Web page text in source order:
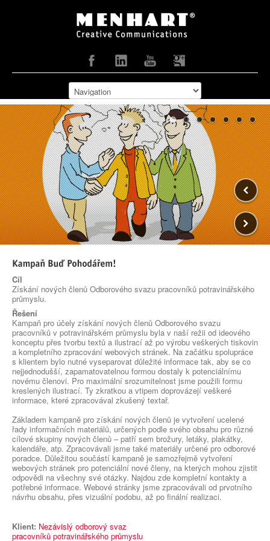
Cíl
Získání nových členů Odborového svazu pracovníků potravinářského
průmyslu.
Řešení
Kampaň pro účely získání nových členů Odborového svazu
pracovníků v potravinářském průmyslu byla v naší režii od ideového
konceptu přes tvorbu textů a ilustrací až po výrobu veškerých tiskovin
a kompletního zpracování webových stránek. Na začátku spolupráce
s klientem bylo nutné vyseparovat důležité informace tak, aby se co
nejjednodušší, zapamatovatelnou formou dostaly k potenciálnímu
novému členovi. Pro maximální srozumitelnost jsme použili formu
kreslených ilustrací. Ty zkratkou a vtipem doprovázejí veškeré
informace, které zpracovával zkušený textař.
Základem kampaně pro získání nových členů je vytvoření ucelené
řady informačních materiálů, určených podle svého obsahu pro různé
cílové skupiny nových členů – patří sem brožury, letáky, plakátky,
kalendáře, atp. Zpracovávali jsme také materiály určené pro odborové
poradce. Důležitou součástí kampaně je samozřejmě vytvoření
webových stránek pro potenciální nové členy, na kterých mohou zjistit
odpovědi na všechny své otázky. Najdou zde kompletní kontakty a
potřebné informace. Webové stránky jsme zpracovávali od prvotního
návrhu obsahu, přes vizuální podobu, až po finální realizaci.
Klient: Nezávislý odborový svaz
pracovníků potravinářského průmyslu